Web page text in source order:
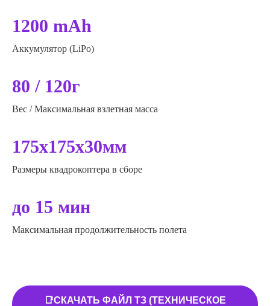
1200 mAh
Аккумулятор (LiPo)
80 / 120г
Вес / Максимальная взлетная масса
175x175x30мм
Размеры квадрокоптера в сборе
до 15 мин
Максимальная продолжительность полета
📑СКАЧАТЬ ФАЙЛ ТЗ (ТЕХНИЧЕСКОЕ